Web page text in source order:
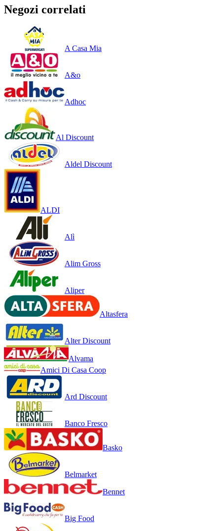
Negozi correlati
A Casa Mia
A&o
Adhoc
Al Discount
Aldel Discount
ALDI
Alì
Alim Gross
Aliper
Altasfera
Alter Discount
Alvama
Amici Di Casa Coop
Ard Discount
Banco Fresco
Basko
Belmarket
Bennet
Big Food